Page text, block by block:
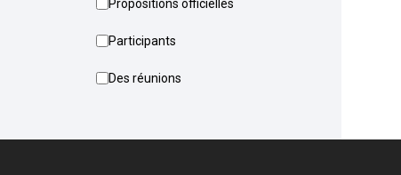
Propositions officielles
Participants
Des réunions